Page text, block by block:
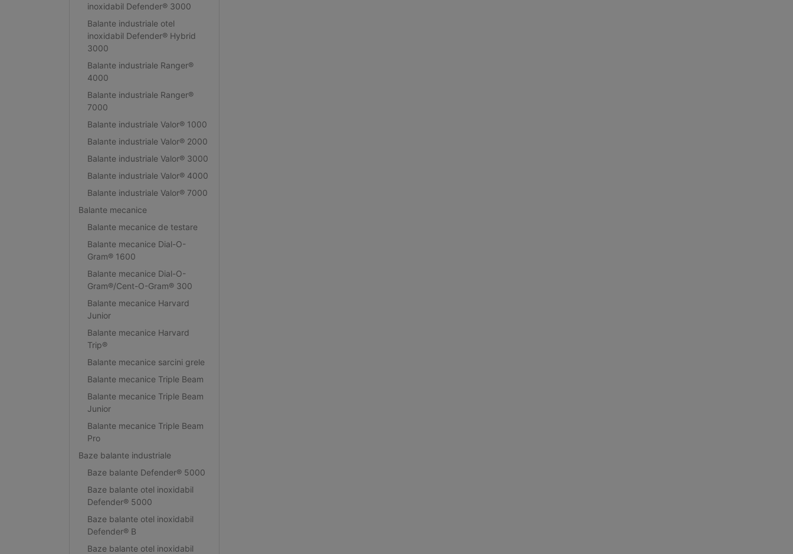
inoxidabil Defender® 3000
Balante industriale otel
inoxidabil Defender® Hybrid
3000
Balante industriale Ranger®
4000
Balante industriale Ranger®
7000
Balante industriale Valor® 1000
Balante industriale Valor® 2000
Balante industriale Valor® 3000
Balante industriale Valor® 4000
Balante industriale Valor® 7000
Balante mecanice
Balante mecanice de testare
Balante mecanice Dial-O-
Gram® 1600
Balante mecanice Dial-O-
Gram®/Cent-O-Gram® 300
Balante mecanice Harvard
Junior
Balante mecanice Harvard
Trip®
Balante mecanice sarcini grele
Balante mecanice Triple Beam
Balante mecanice Triple Beam
Junior
Balante mecanice Triple Beam
Pro
Baze balante industriale
Baze balante Defender® 5000
Baze balante otel inoxidabil
Defender® 5000
Baze balante otel inoxidabil
Defender® B
Baze balante otel inoxidabil